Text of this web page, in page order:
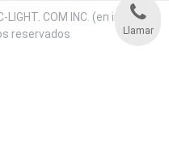
COM INC. (en inglés).
reservados
Llamar